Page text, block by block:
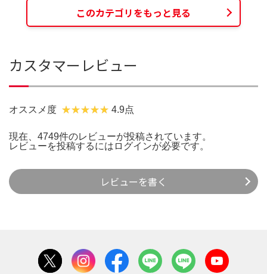
このカテゴリをもっと見る
カスタマーレビュー
オススメ度 4.9点
現在、4749件のレビューが投稿されています。
レビューを投稿するには ログインが必要です。
レビューを書く